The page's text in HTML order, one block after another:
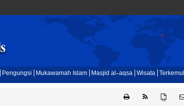
Pengungsi Mukawamah Islam Masjid al-aqsa Wisata
{ }